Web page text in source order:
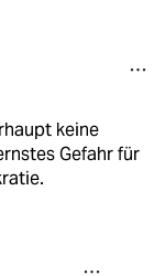
keine
Gefahr für